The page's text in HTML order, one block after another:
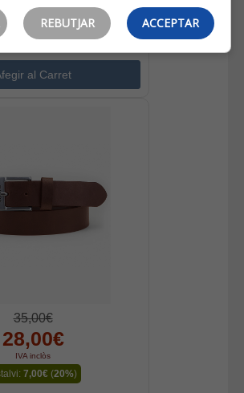
Texana Dona
Rentada A La Pedra
35,00€
28,00€
IVA inclòs
7,00€(20%)
REBUTJAR ACCEPTAR